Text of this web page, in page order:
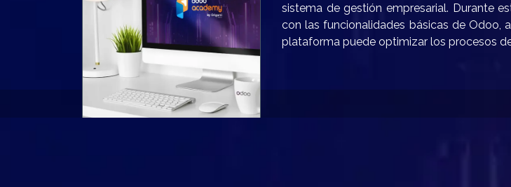
sistema de gestión empresarial. Durante
con las funcionalidades básicas de Odoo,
plataforma puede optimizar los procesos